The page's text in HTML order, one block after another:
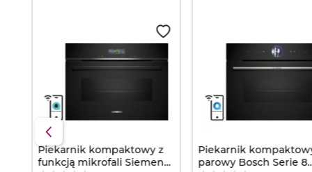
Piekarnik kompaktowy z
funkcją mikrofali Siemens
Piekarnik
parowy Bosch Serie 8